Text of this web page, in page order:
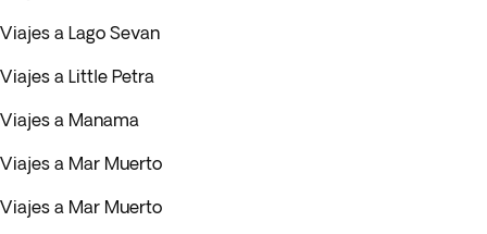
Viajes a Lago Sevan
Viajes a Little Petra
Viajes a Manama
Viajes a Mar Muerto
Viajes a Mar Muerto